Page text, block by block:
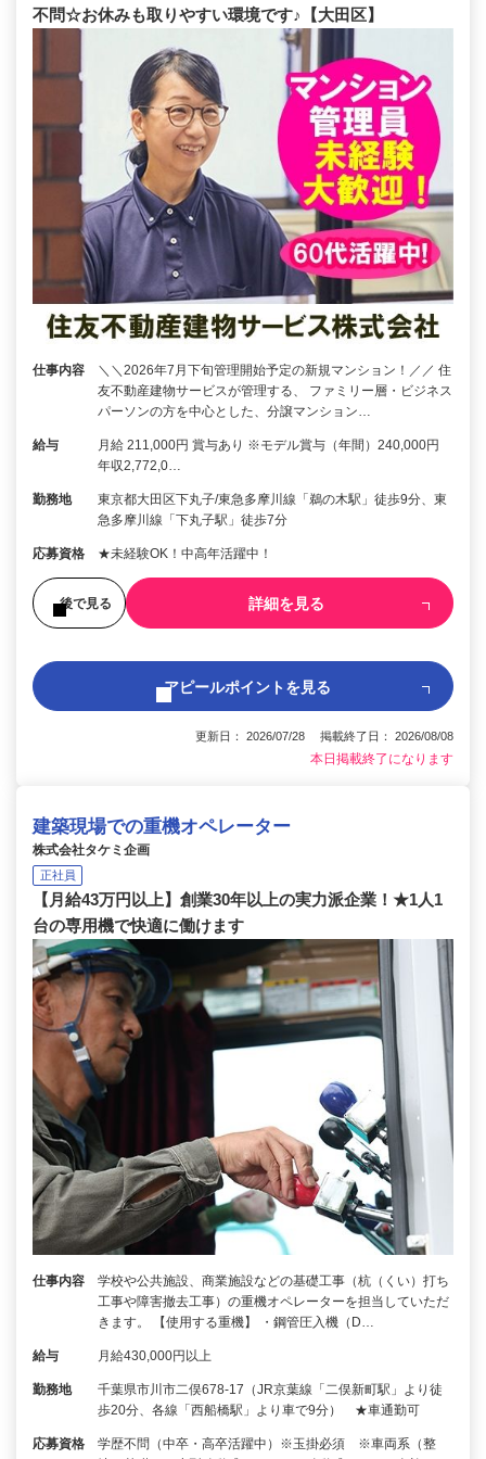
不問☆お休みも取りやすい環境です♪【大田区】
仕事内容
＼＼2026年7月下旬管理開始予定の新規マンション！／／ 住
友不動産建物サービスが管理する、 ファミリー層・ビジネス
パーソンの方を中心とした、分譲マンション…
給与
月給 211,000円 賞与あり ※モデル賞与（年間）240,000円
年収2,772,0…
勤務地
東京都大田区下丸子/東急多摩川線「鵜の木駅」徒歩9分、東
急多摩川線「下丸子駅」徒歩7分
応募資格 ★未経験OK！中高年活躍中！
後で見る 詳細を見る
アピールポイントを見る
更新日： 2026/07/28 掲載終了日： 2026/08/08
本日掲載終了になります
建築現場での重機オペレーター
株式会社タケミ企画
正社員
【月給43万円以上】創業30年以上の実力派企業！★1人1
台の専用機で快適に働けます
仕事内容
学校や公共施設、商業施設などの基礎工事（杭（くい）打ち
工事や障害撤去工事）の重機オペレーターを担当していただ
きます。 【使用する重機】 ・鋼管圧入機（D…
給与 月給430,000円以上
勤務地
千葉県市川市二俣678-17（JR京葉線「二俣新町駅」より徒
歩20分、各線「西船橋駅」より車で9分） ★車通勤可
応募資格
学歴不問（中卒・高卒活躍中）※玉掛必須 ※車両系（整